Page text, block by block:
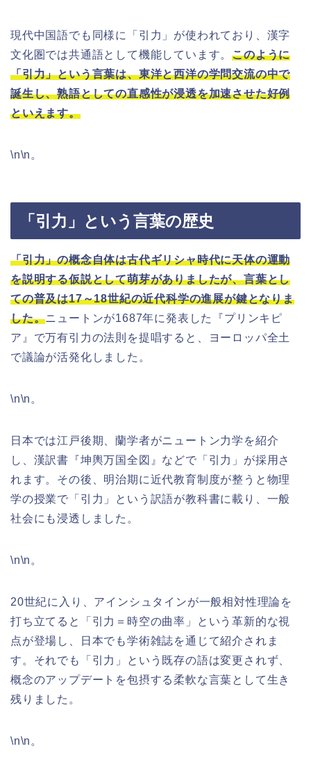
現代中国語でも同様に「引力」が使われており、漢字
文化圏では共通語として機能しています。このように
「引力」という言葉は、東洋と西洋の学問交流の中で
誕生し、熟語としての直感性が浸透を加速させた好例
といえます。
\n\n。
「引力」という言葉の歴史
「引力」の概念自体は古代ギリシャ時代に天体の運動
を説明する仮説として萌芽がありましたが、言葉とし
ての普及は17～18世紀の近代科学の進展が鍵となりま
した。ニュートンが1687年に発表した『プリンキピ
ア』で万有引力の法則を提唱すると、ヨーロッパ全土
で議論が活発化しました。
\n\n。
日本では江戸後期、蘭学者がニュートン力学を紹介
し、漢訳書『坤輿万国全図』などで「引力」が採用さ
れます。その後、明治期に近代教育制度が整うと物理
学の授業で「引力」という訳語が教科書に載り、一般
社会にも浸透しました。
\n\n。
20世紀に入り、アインシュタインが一般相対性理論を
打ち立てると「引力＝時空の曲率」という革新的な視
点が登場し、日本でも学術雑誌を通じて紹介されま
す。それでも「引力」という既存の語は変更されず、
概念のアップデートを包摂する柔軟な言葉として生き
残りました。
\n\n。